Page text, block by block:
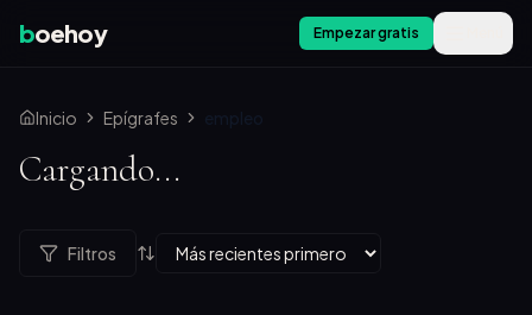
boehoy Empezar gratis
Inicio Epígrafes empleo
Cargando...
Filtros